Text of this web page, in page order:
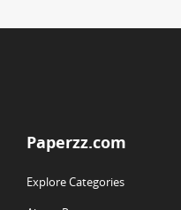
Paperzz.com
Explore Categories